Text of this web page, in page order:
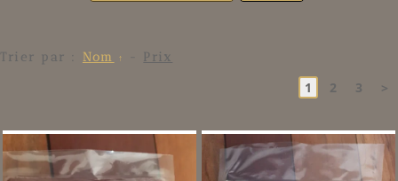
Trier par : Nom Prix
1 2 3 >